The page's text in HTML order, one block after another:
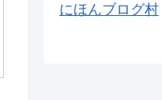
にほんブログ村